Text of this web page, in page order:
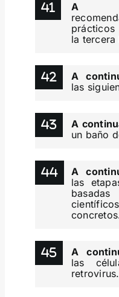
A
la tercera
A
las
A
un baño
A
las
A
las
retrovirus.